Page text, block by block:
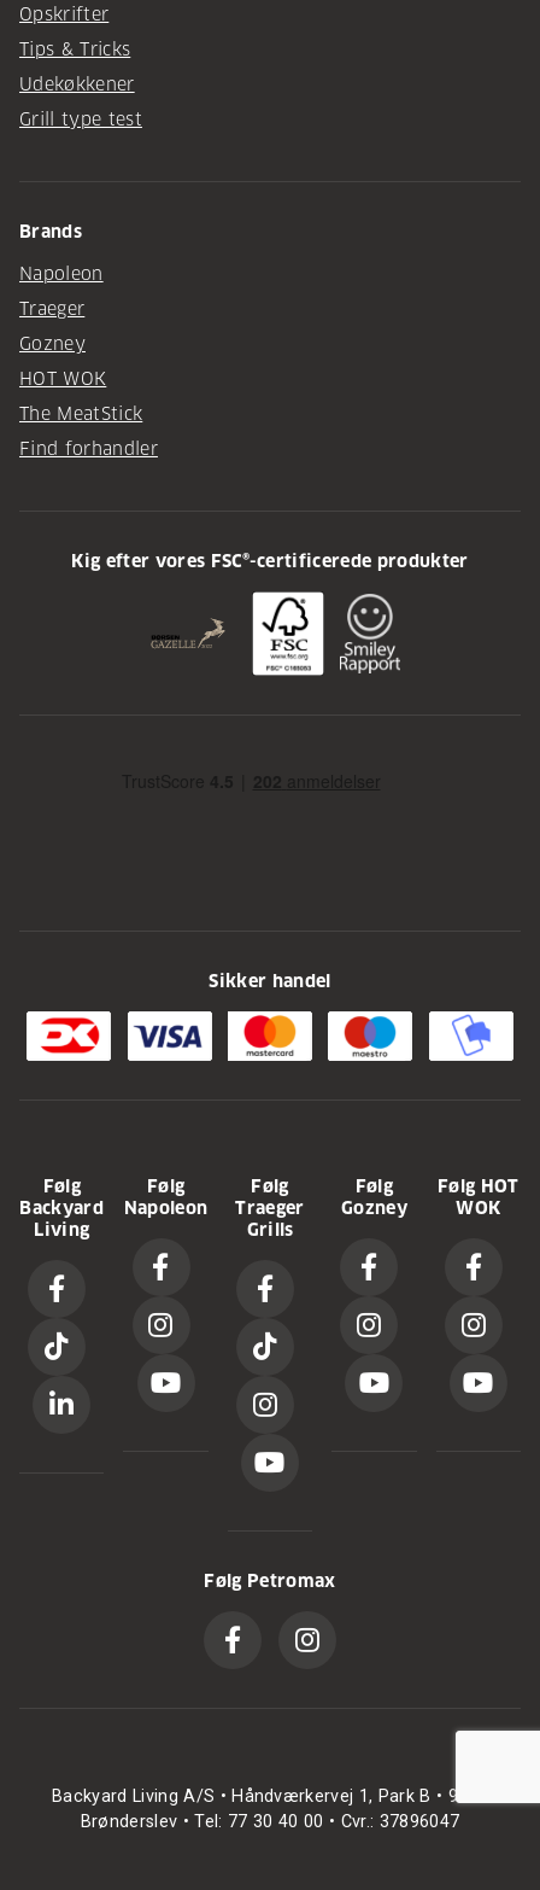
Opskrifter
Tips & Tricks
Udekøkkener
Grill type test
Brands
Napoleon
Traeger
Gozney
HOT WOK
The MeatStick
Find forhandler
Kig efter vores FSC®-certificerede produkter
Sikker handel
Følg
Backyard
Living
Følg
Napoleon
Følg
Traeger
Grills
Følg
Gozney
Følg HOT
WOK
Følg Petromax
Backyard Living A/S • Håndværkervej 1, Park B • 9700
Brønderslev • Tel: 77 30 40 00 • Cvr.: 37896047